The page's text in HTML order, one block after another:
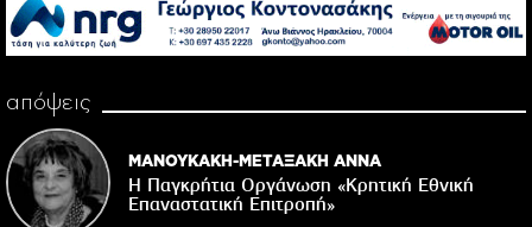
απόψεις
ΜΑΝΟΥΚΑΚΗ-ΜΕΤΑΞΑΚΗ ΑΝΝΑ
Η Παγκρήτια Οργάνωση «Κρητική Εθνική
Επαναστατική Eπιτροπή»